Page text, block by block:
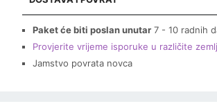
Paket će biti poslan unutar 7 - 10 radnih
Provjerite vrijeme isporuke u različite
Jamstvo povrata novca